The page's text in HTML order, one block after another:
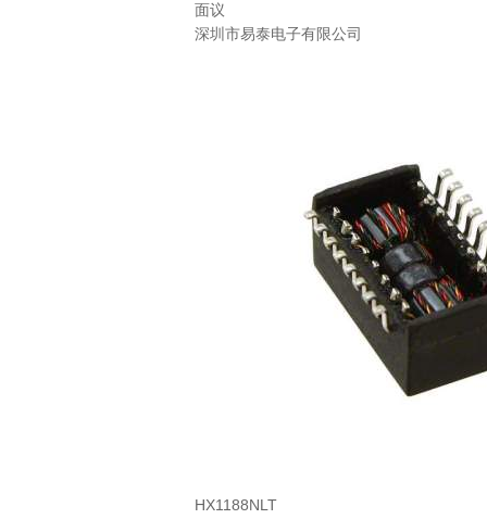
面议
深圳市易泰电子有限公司
HX1188NLT